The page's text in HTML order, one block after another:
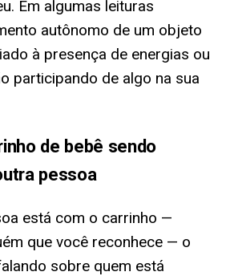
Em algumas leituras
autônomo de um objeto
à presença de energias ou
participando de algo na sua
de bebê sendo
pessoa
está com o carrinho —
que você reconhece — o
sobre quem está